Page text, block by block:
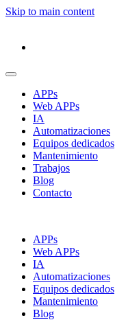
Skip to main content
APPs
Web APPs
IA
Automatizaciones
Equipos dedicados
Mantenimiento
Trabajos
Blog
Contacto
APPs
Web APPs
IA
Automatizaciones
Equipos dedicados
Mantenimiento
Blog